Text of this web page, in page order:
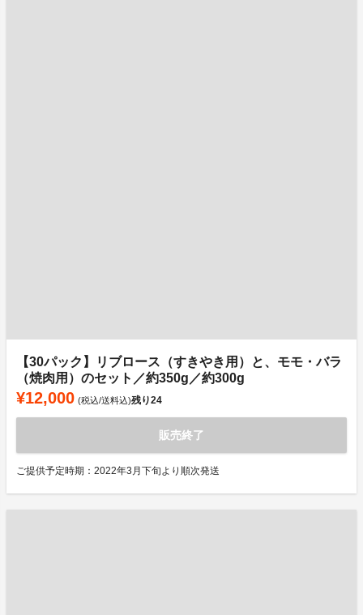
【30パック】リブロース（すきやき用）と、モモ・バラ
（焼肉用）のセット／約350g／約300g
¥12,000 (税込/送料込)残り24
販売終了
ご提供予定時期：2022年3月下旬より順次発送